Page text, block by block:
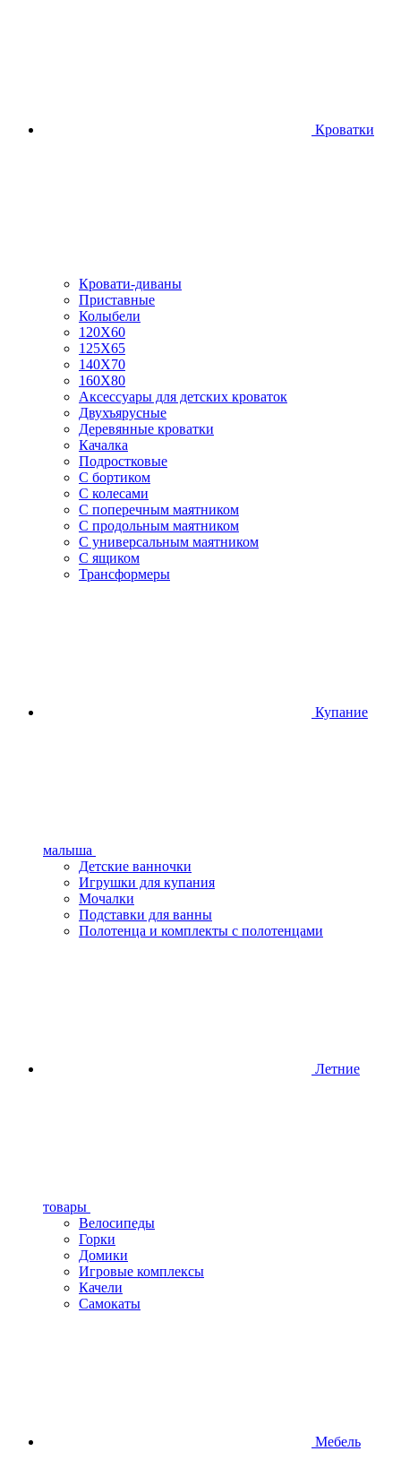
Кроватки
Кровати-диваны
Приставные
Колыбели
120Х60
125X65
140Х70
160Х80
Аксессуары для детских кроваток
Двухъярусные
Деревянные кроватки
Качалка
Подростковые
С бортиком
С колесами
С поперечным маятником
С продольным маятником
С универсальным маятником
С ящиком
Трансформеры
Купание
малыша
Детские ванночки
Игрушки для купания
Мочалки
Подставки для ванны
Полотенца и комплекты с полотенцами
Летние
товары
Велосипеды
Горки
Домики
Игровые комплексы
Качели
Самокаты
Мебель